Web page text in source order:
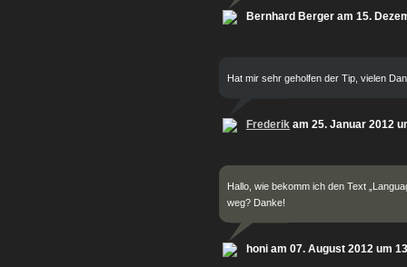
Bernhard Berger am 15.
Hat mir sehr geholfen der Tip, vielen
Frederik am 25. Januar 2012
Hallo, wie bekomm ich den Text
weg? Danke!
honi am 07. August 2012 um